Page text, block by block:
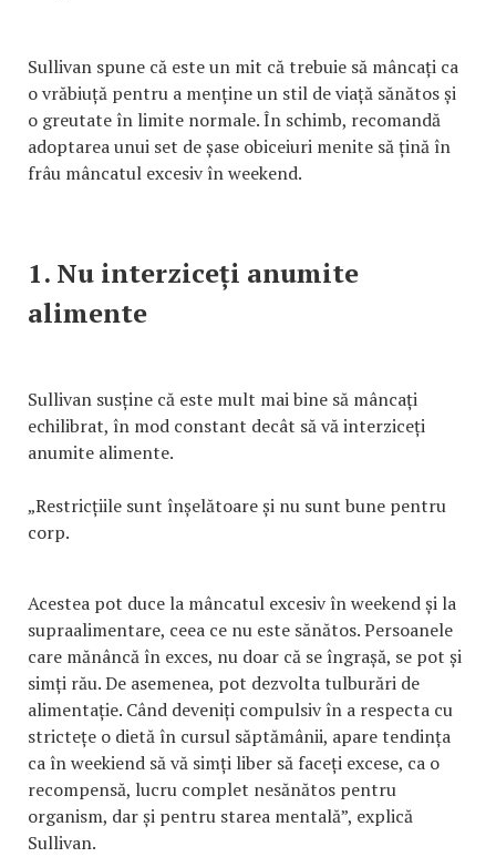
Sullivan spune că este un mit că trebuie să mâncați ca
o vrăbiuță pentru a menține un stil de viață sănătos și
o greutate în limite normale. În schimb, recomandă
adoptarea unui set de șase obiceiuri menite să țină în
frâu mâncatul excesiv în weekend.
1. Nu interziceți anumite
alimente
Sullivan susține că este mult mai bine să mâncați
echilibrat, în mod constant decât să vă interziceți
anumite alimente.
„Restricțiile sunt înșelătoare și nu sunt bune pentru
corp.
Acestea pot duce la mâncatul excesiv în weekend și la
supraalimentare, ceea ce nu este sănătos. Persoanele
care mănâncă în exces, nu doar că se îngrașă, se pot și
simți rău. De asemenea, pot dezvolta tulburări de
alimentație. Când deveniți compulsiv în a respecta cu
strictețe o dietă în cursul săptămânii, apare tendința
ca în weekiend să vă simți liber să faceți excese, ca o
recompensă, lucru complet nesănătos pentru
organism, dar și pentru starea mentală”, explică
Sullivan.